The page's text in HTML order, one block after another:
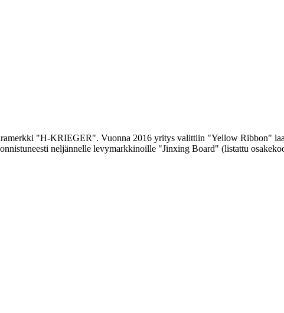
"H-KRIEGER". Vuonna 2016 yritys valittiin "Yellow Ribbon"
neljännelle levymarkkinoille "Jinxing Board" (listattu